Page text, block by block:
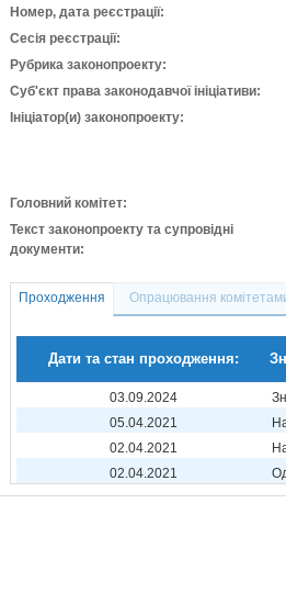
Номер, дата реєстрації:
Сесія реєстрації:
Рубрика законопроекту:
Суб'єкт права законодавчої ініціативи:
Ініціатор(и) законопроекту:
Головний комітет:
Текст законопроекту та супровідні
документи:
Проходження Опрацювання
Дати та стан проходження:
03.09.2024
05.04.2021
02.04.2021
02.04.2021